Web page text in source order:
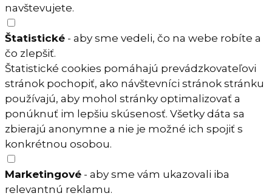
navštevujete.
Štatistické - aby sme vedeli, čo na webe robíte a
čo zlepšiť.
Štatistické cookies pomáhajú prevádzkovateľovi
stránok pochopiť, ako návštevníci stránok stránku
používajú, aby mohol stránky optimalizovať a
ponúknuť im lepšiu skúsenosť. Všetky dáta sa
zbierajú anonymne a nie je možné ich spojiť s
konkrétnou osobou.
Marketingové - aby sme vám ukazovali iba
relevantnú reklamu.